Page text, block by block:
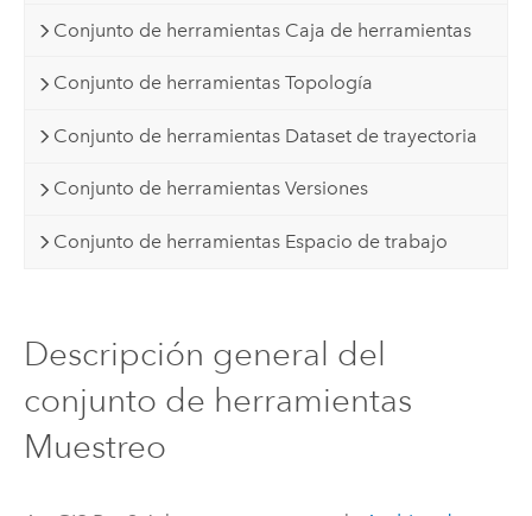
Conjunto de herramientas Caja de herramientas
Conjunto de herramientas Topología
Conjunto de herramientas Dataset de trayectoria
Conjunto de herramientas Versiones
Conjunto de herramientas Espacio de trabajo
Descripción general del
conjunto de herramientas
Muestreo